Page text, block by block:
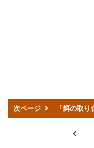
次ページ 「餌の取
<